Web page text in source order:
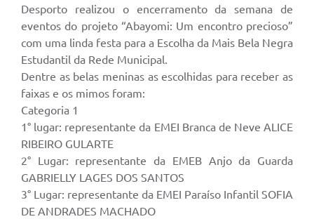
PARCEIROS
Ouvidoria
Links
Telefones Úteis
Ramais
Relação de Medicamentos
Desporto realizou o encerramento da semana de
eventos do projeto “Abayomi: Um encontro precioso”
com uma linda festa para a Escolha da Mais Bela Negra
Estudantil da Rede Municipal.
Dentre as belas meninas as escolhidas para receber as
faixas e os mimos foram:
Categoria 1
1° lugar: representante da EMEI Branca de Neve ALICE
RIBEIRO GULARTE
2° Lugar: representante da EMEB Anjo da Guarda
GABRIELLY LAGES DOS SANTOS
3° Lugar: representante da EMEI Paraíso Infantil SOFIA
DE ANDRADES MACHADO